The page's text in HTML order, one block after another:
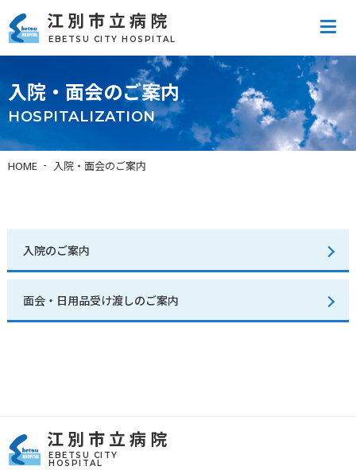
江別市立病院
EBETSU CITY HOSPITAL
入院・面会のご案内
HOSPITALIZATION
HOME 入院・面会のご案内
入院のご案内
面会・日用品受け渡しのご案内
江別市立病院
EBETSU CITY
HOSPITAL